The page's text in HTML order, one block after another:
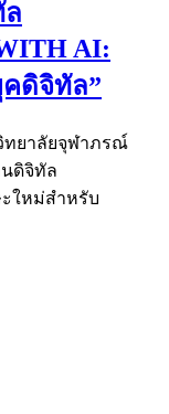
AI:
ดิจิทัล”
ทยาลัยจุฬาภรณ์
ดิจิทัล
ะใหม่สำหรับ